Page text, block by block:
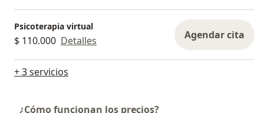
Psicoterapia virtual
$ 110.000 Detalles Agendar cita
+ 3 servicios
¿Cómo funcionan los precios?